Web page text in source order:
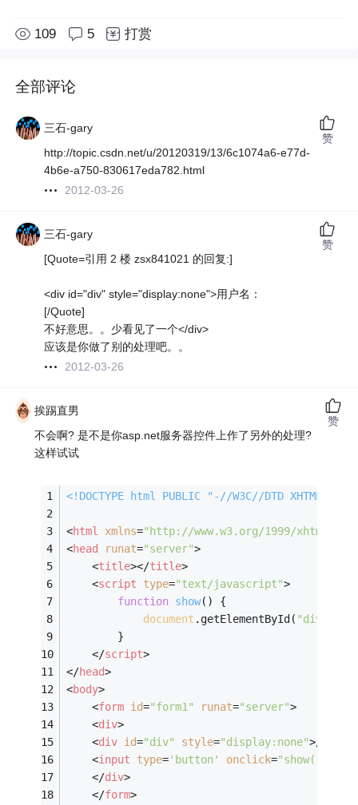
109 5 打赏
全部评论
三石-gary
http://topic.csdn.net/u/20120319/13/6c1074a6-e77d-
4b6e-a750-830617eda782.html
2012-03-26
赞
三石-gary
[Quote=引用 2 楼 zsx841021 的回复:]
<div id="div" style="display:none">用户名：
[/Quote]
不好意思。。少看见了一个</div>
应该是你做了别的处理吧。。
2012-03-26
赞
挨踢直男
不会啊? 是不是你asp.net服务器控件上作了另外的处理?
这样试试
<!DOCTYPE html PUBLIC "-//W3C//DTD XHTML
<html xmlns="http://www.w3.org/1999/xhtml"
<head runat="server">
<title></title>
<script type="text/javascript">
function show( ) {
document .getElementById( "div"
        }
</script>
</head>
<body>
<form id="form1" runat="server">
<div>
<div id="div" style="display:none">用户名
<input type='button' onclick="show()"
</div>
</form>
赞